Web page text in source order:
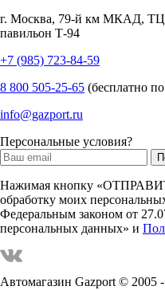
г. Москва, 79-й км МКАД, ТЦ
павильон Т-94
+7 (985) 723-84-59
8 800 505-25-65 (бесплатно
info@gazport.ru
Персональные условия?
Нажимая кнопку
обработку моих
Федеральным законом от
персональных данных» и
Автомагазин Gazport© 2005 -